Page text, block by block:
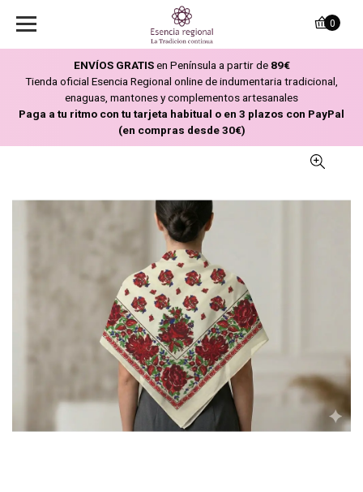
ENVÍOS GRATISen Península a partir de 89€
Tienda oficial Esencia Regional online de indumentaria tradicional,
enaguas, mantones y complementos artesanales
Paga a tu ritmo con tu tarjeta habitual o en 3 plazos con PayPal
(en compras desde 30€)
0